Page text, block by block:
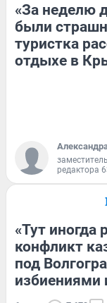
«За неделю
были
туристка
отдыхе в
редактора
«Тут иногда
конфликт
под
избиениями